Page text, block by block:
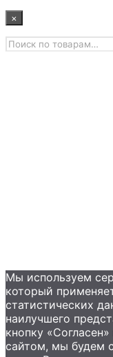
×
Главная
Искать:
Мы используем
который
статистических
наилучшего
кнопку
сайтом, мы будем